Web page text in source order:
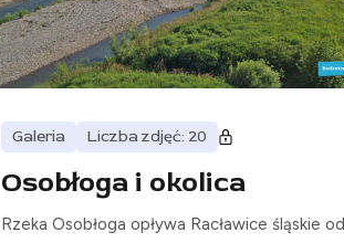
Galeria Liczba zdjęć: 20
Osobłoga i okolica
Rzeka Osobłoga opływa Racławice śląskie od